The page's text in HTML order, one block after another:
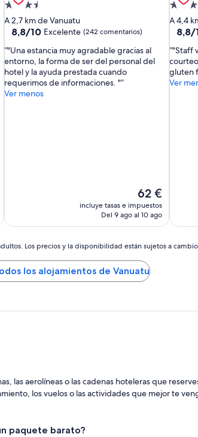
Alojamiento
de
3.5 estrellas
A 2,7 km de Vanuatu
8.8
10,
Excelente,
(242 comentarios)
8,8/10 Excelente (242 comentarios)
"Una estancia muy agradable gracias al
entorno, la forma de ser del personal del
hotel y la ayuda prestada cuando
requerimos de informaciones. "
Ver menos
El
precio
actual
62 €
62 €
incluye tasas e impuestos
Del 9 ago al 10 ago
de
4.0
A 4,4
8.8
10,
(630
8,8/
"Staff
gluten
Ver
Los precios y la disponibilidad están sujetos a
los alojamientos de Vanuatu
las aerolíneas o las cadenas hoteleras que
los vuelos o las actividades que mejor te
paquete barato?